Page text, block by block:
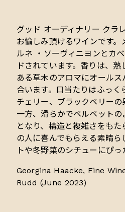
グッド オーディナリー クラ
お愉しみ頂けるワインです。
ルネ ・ソーヴィニヨンとカ
ドされています。香りは、
ある草木のアロマにオールス
合います。口当たりはふっく
チェリー、ブラックベリーの
一方、滑らかでベルベット
となり、構造と複雑さをも
の人に喜んでもらえる素晴ら
トや冬野菜のシチューにぴっ
Georgina Haacke, Fine
Rudd (June 2023)